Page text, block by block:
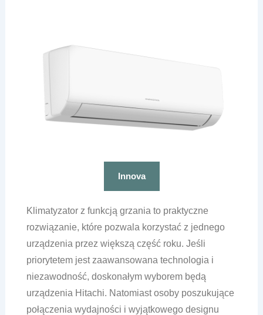
Innova
Klimatyzator z funkcją grzania to praktyczne
rozwiązanie, które pozwala korzystać z jednego
urządzenia przez większą część roku. Jeśli
priorytetem jest zaawansowana technologia i
niezawodność, doskonałym wyborem będą
urządzenia Hitachi. Natomiast osoby poszukujące
połączenia wydajności i wyjątkowego designu